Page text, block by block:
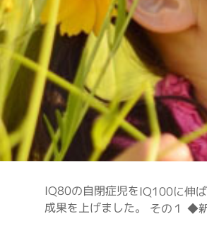
IQ80の自閉症児をIQ100に伸
成果を上げました。 その１ ◆